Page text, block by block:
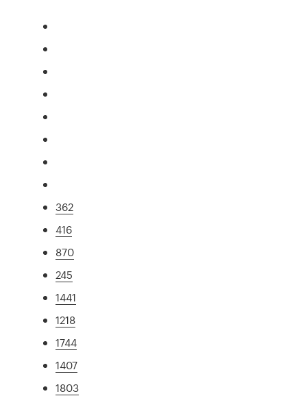
362
416
870
245
1441
1218
1744
1407
1803